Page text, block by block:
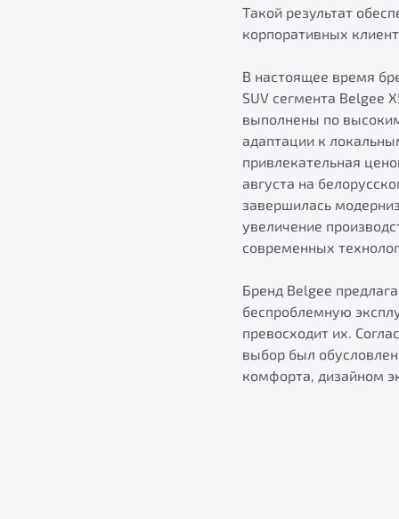
Такой результат
корпоративных
В настоящее время
SUV сегмента Belgee
выполнены по
адаптации к
привлекательная
августа на
завершилась
увеличение
современных
Бренд Belgee
беспроблемную
превосходит их.
выбор был
комфорта, дизайном